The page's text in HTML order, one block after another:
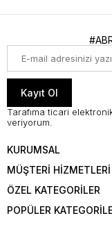
Kayıt Ol
Tarafıma ticari
veriyorum.
KURUMSAL
MÜŞTERİ HİZMETLERİ
ÖZEL KATEGORİLER
POPÜLER